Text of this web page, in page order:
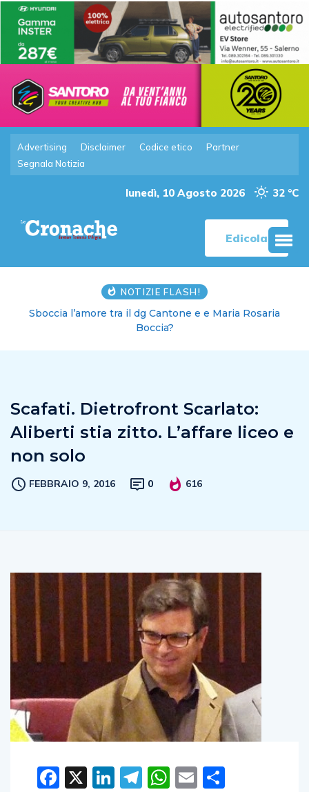
Advertising Disclaimer Codice etico
Partner
Segnala Notizia
lunedì, 10 Agosto 2026 32 °C
Edicola
NOTIZIE FLASH!
Sboccia l’amore tra il dg Cantone e e Maria Rosaria
Boccia?
Scafati. Dietrofront Scarlato:
Aliberti stia zitto. L’affare liceo e
non solo
FEBBRAIO 9, 2016 0 616
Facebook
X LinkedIn
Telegram
WhatsApp
Email